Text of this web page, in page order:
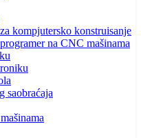
kompjutersko konstruisanje
na CNC mašinama
saobraćaja